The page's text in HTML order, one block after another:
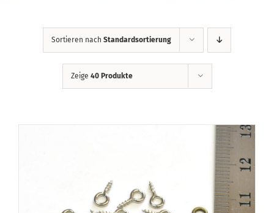
Sortieren nach Standardsortierung
Zeige 40 Produkte